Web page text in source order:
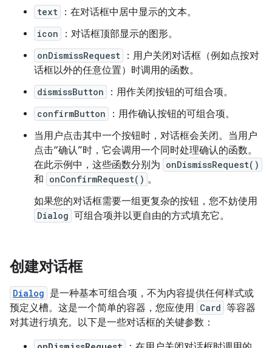
text ：在对话框中居中显示的文本。
icon ：对话框顶部显示的图形。
onDismissRequest
：用户关闭对话框（例如点按对
话框以外的任意位置）时调用的函数。
dismissButton ：用作关闭按钮的可组合项。
confirmButton
：用作确认按钮的可组合项。
当用户点击其中一个按钮时，对话框会关闭。当用户
点击“确认”时，它会调用一个同时处理确认的函数。
在此示例中，这些函数分别为 onDismissRequest()
和 onConfirmRequest() 。
如果您的对话框需要一组更复杂的按钮，您不妨使用
Dialog 可组合项并以更自由的方式填充它。
创建对话框
Dialog 是一种基本可组合项，不为内容提供任何样式或
预定义槽。这是一个简单的容器，您应使用 Card 等容器
对其进行填充。以下是一些对话框的关键参数：